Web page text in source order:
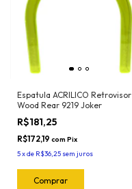
Espatula ACRILICO Retrovisor
Wood Rear 9219 Joker
R$181,25
R$172,19 com Pix
5xde R$36,25 sem juros